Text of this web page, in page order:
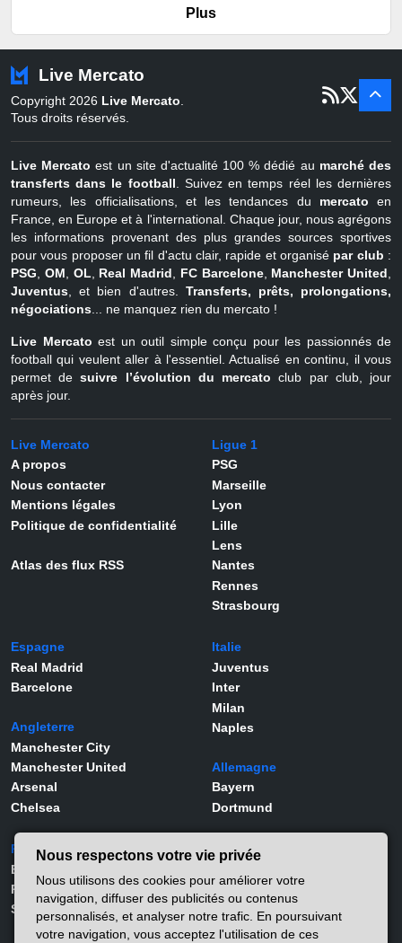
Portugal
Pays-Bas
22 juin - 2 sept
Belgique
juil - 31
Plus
Live Mercato
Copyright 2026 Live Mercato
Tous droits réservés.
Live Mercato est un site d'actualité 100 % dédié au marché des
transferts dans le football . Suivez en temps réel les dernières
rumeurs, les officialisations, et les tendances du mercato en
France, en Europe et à l'international. Chaque jour, nous agrégons
les informations provenant des plus grandes sources sportives
pour vous proposer un fil d'actu clair, rapide et organisé par club :
PSG
OM OL Real Madrid FC Barcelone, Manchester United
Juventus , et bien d'autres. Transferts, prêts, prolongations,
négociations ... ne manquez rien du mercato !
Live Mercato est un outil simple conçu pour les passionnés de
football qui veulent aller à l'essentiel. Actualisé en continu, il vous
permet desuivre l’évolution du mercato club par club, jour
après jour.
Live Mercato
A propos
Nous contacter
Mentions légales
Politique de confidentialité
Atlas des flux RSS
Ligue 1
PSG
Marseille
Lyon
Lille
Lens
Nantes
Rennes
Strasbourg
Espagne
Real Madrid
Barcelone
Angleterre
Manchester City
Manchester United
Arsenal
Chelsea
Italie
Juventus
Inter
Milan
Naples
Allemagne
Bayern
Dortmund
Portugal
Benfica
Porto
Sporting
Joueurs
Lamine Yamal
Rodrygo
Vinicius Jr
Nous respectons votre vie privée
Nous utilisons des cookies pour améliorer votre
navigation, diffuser des publicités ou contenus
personnalisés, et analyser notre trafic. En poursuivant
votre navigation, vous acceptez l'utilisation de ces